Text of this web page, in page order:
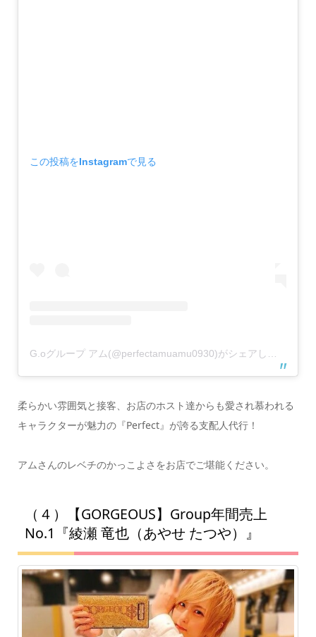
この投稿をInstagramで見る
柔らかい雰囲気と接客、お店のホスト達からも愛され慕われる
キャラクターが魅力の『Perfect』が誇る支配人代行！
アムさんのレベチのかっこよさをお店でご堪能ください。
（４）【GORGEOUS】Group年間売上
No.1『綾瀬 竜也（あやせ たつや）』